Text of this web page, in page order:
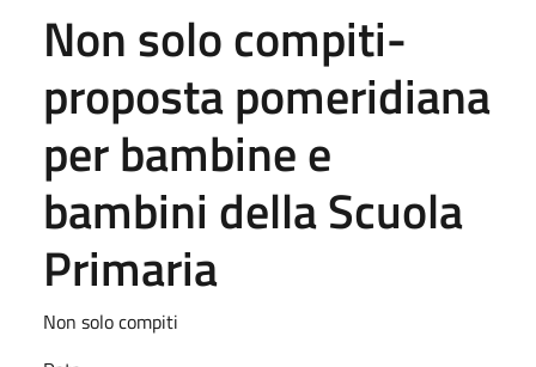
Non solo compiti-
proposta pomeridiana
per bambine e
bambini della Scuola
Primaria
Non solo compiti